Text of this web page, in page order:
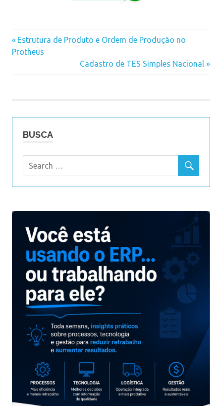
Navegação
Previous
Post:
Estrutura de Produto e Ordem de Produção no
Protheus
Next
Post:
Cadastro de TES Simples Nacional
BUSCA